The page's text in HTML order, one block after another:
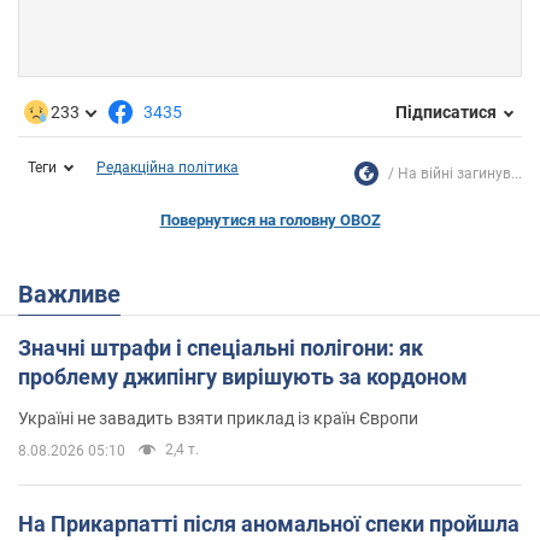
233 3435 Підписатися
Теги Редакційна політика На війні загинув...
Повернутися на головну OBOZ
Важливе
Значні штрафи і спеціальні полігони: як
проблему джипінгу вирішують за кордоном
Україні не завадить взяти приклад із країн Європи
8.08.2026 05:10 2,4 т.
На Прикарпатті після аномальної спеки пройшла